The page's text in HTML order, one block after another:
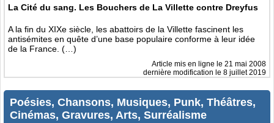
La Cité du sang. Les Bouchers de La Villette contre Dreyfus
A la fin du XIXe siècle, les abattoirs de la Villette fascinent les
antisémites en quête d’une base populaire conforme à leur idée
de la France. (…)
Article mis en ligne le 21 mai 2008
dernière modification le 8 juillet 2019
Poésies, Chansons, Musiques, Punk, Théâtres,
Cinémas, Gravures, Arts, Surréalisme